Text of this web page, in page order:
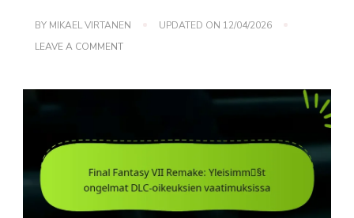
BY MIKAEL VIRTANEN UPDATED ON 12/04/2026
LEAVE A COMMENTON
DLC-
VAATIMUKSISSA